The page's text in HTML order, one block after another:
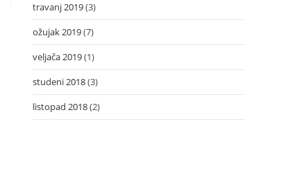
travanj 2019(3)
ožujak 2019(7)
veljača 2019(1)
studeni 2018(3)
listopad 2018(2)